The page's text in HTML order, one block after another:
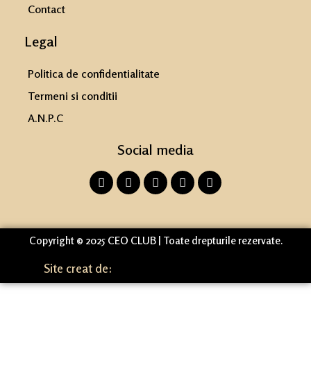
Contact
Legal
Politica de confidentialitate
Termeni si conditii
A.N.P.C
Social media
Copyright © 2025 CEO CLUB | Toate drepturile rezervate.
Site creat de: